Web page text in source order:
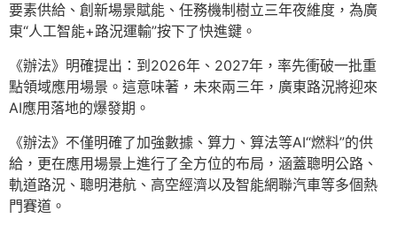
要素供給、創新場景賦能、任務機制樹立三年夜維度，為廣
東“人工智能+路況運輸”按下了快進鍵。
《辦法》明確提出：到2026年、2027年，率先衝破一批重
點領域應用場景。這意味著，未來兩三年，廣東路況將迎來
AI應用落地的爆發期。
《辦法》不僅明確了加強數據、算力、算法等AI“燃料”的供
給，更在應用場景上進行了全方位的布局，涵蓋聰明公路、
軌道路況、聰明港航、高空經濟以及智能網聯汽車等多個熱
門賽道。